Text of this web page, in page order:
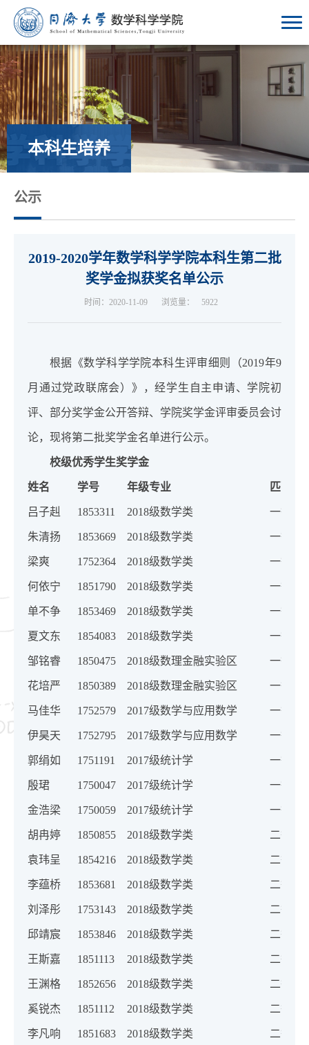
本科生培养
公示
2019-2020学年数学科学学院本科生第二批
奖学金拟获奖名单公示
时间：2020-11-09 浏览量： 5922
根据《数学科学学院本科生评审细则（2019年9
月通过党政联席会）》，经学生自主申请、学院初
评、部分奖学金公开答辩、学院奖学金评审委员会讨
论，现将第二批奖学金名单进行公示。
校级优秀学生奖学金
姓名 学号 年级专业 匹配奖
吕子赳 1853311 2018级数学类 一等奖
朱清扬 1853669 2018级数学类 一等奖
梁爽 1752364 2018级数学类 一等奖
何依宁 1851790 2018级数学类 一等奖
单不争 1853469 2018级数学类 一等奖
夏文东 1854083 2018级数学类 一等奖
邹铭睿 1850475 2018级数理金融实验区 一等奖
花培严 1850389 2018级数理金融实验区 一等奖
马佳华 1752579 2017级数学与应用数学 一等奖
伊昊天 1752795 2017级数学与应用数学 一等奖
郭绢如 1751191 2017级统计学 一等奖
殷珺 1750047 2017级统计学 一等奖
金浩梁 1750059 2017级统计学 一等奖
胡冉婷 1850855 2018级数学类 二等奖
袁玮呈 1854216 2018级数学类 二等奖
李蕴桥 1853681 2018级数学类 二等奖
刘泽彤 1753143 2018级数学类 二等奖
邱靖宸 1853846 2018级数学类 二等奖
王斯嘉 1851113 2018级数学类 二等奖
王渊格 1852656 2018级数学类 二等奖
奚锐杰 1851112 2018级数学类 二等奖
李凡响 1851683 2018级数学类 二等奖